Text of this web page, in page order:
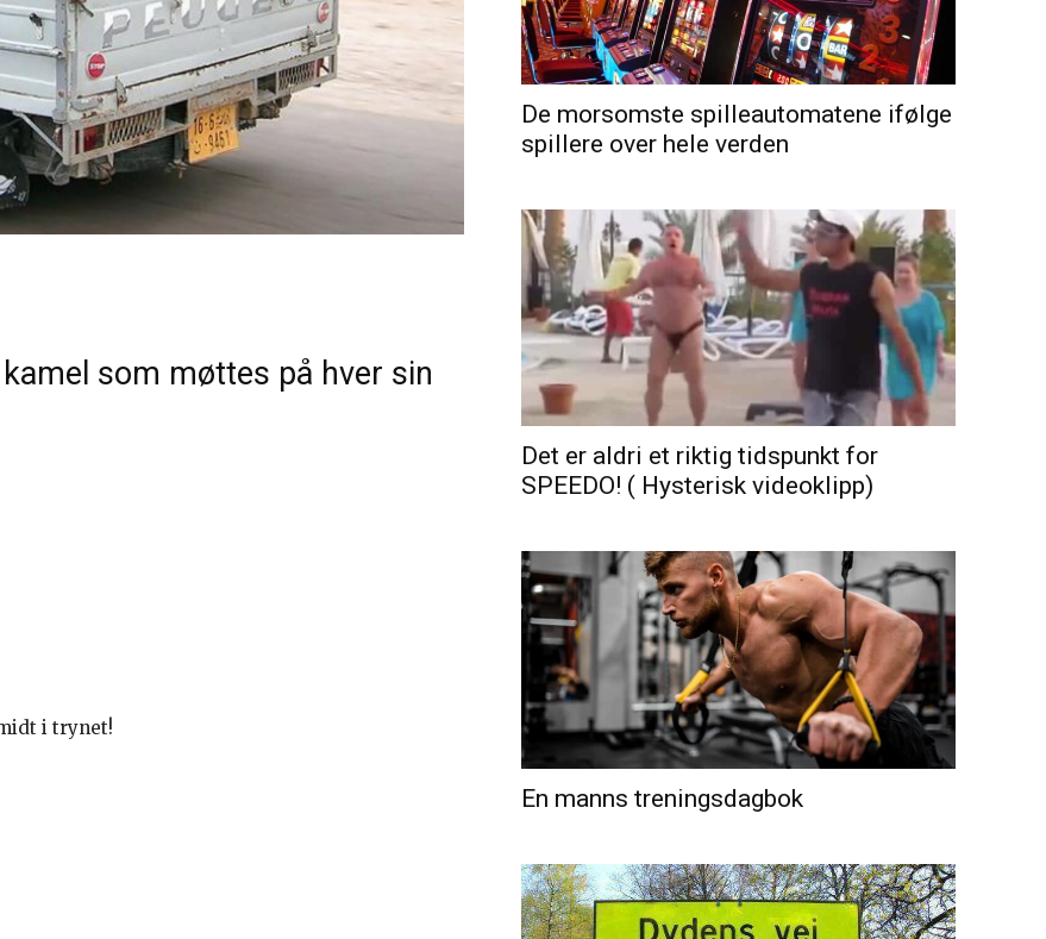
som møttes på hver sin
i trynet!
De morsomste spilleautomatene ifølge
spillere over hele verden
Det er aldri et riktig tidspunkt for
SPEEDO! ( Hysterisk videoklipp)
En manns treningsdagbok